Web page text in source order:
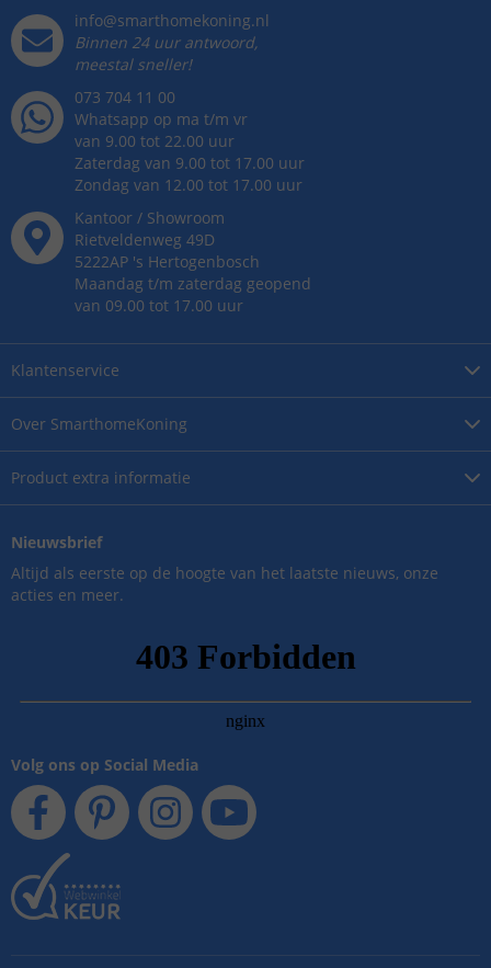
Over SmarthomeKoning
Product extra informatie
Klantenservice
info@smarthomekoning.nl
Binnen 24 uur antwoord,
meestal sneller!
073 704 11 00
Whatsapp op ma t/m vr
van 9.00 tot 22.00 uur
Zaterdag van 9.00 tot 17.00 uur
Zondag van 12.00 tot 17.00 uur
Kantoor / Showroom
Rietveldenweg 49D
5222AP 's Hertogenbosch
Maandag t/m zaterdag geopend
van 09.00 tot 17.00 uur
Nieuwsbrief
Altijd als eerste op de hoogte van het laatste nieuws, onze
acties en meer.
Volg ons op Social Media